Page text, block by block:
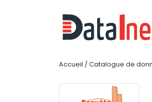
Accueil / Catalogue de